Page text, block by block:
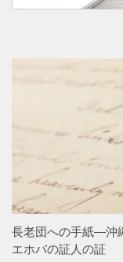
長老団への手紙―沖
エホバの証人の証